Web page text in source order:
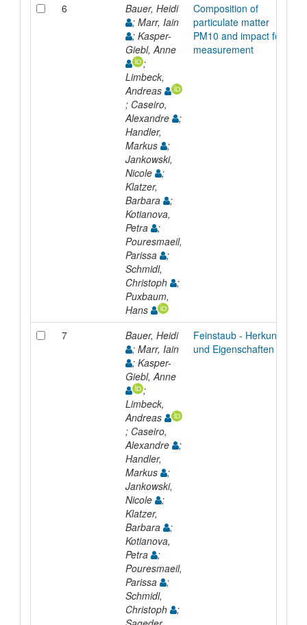
6
Bauer, Heidi
; Marr, Iain
; Kasper-
Giebl, Anne
;
Limbeck,
Andreas
; Caseiro,
Alexandre
;
Handler,
Markus
;
Jankowski,
Nicole
;
Klatzer,
Barbara
;
Kotianova,
Petra
;
Pouresmaeil,
Parissa
;
Schmidl,
Christoph
;
Puxbaum,
Hans
Composition of
particulate matter
PM10 and impact for
measurement
7
Bauer, Heidi
; Marr, Iain
; Kasper-
Giebl, Anne
;
Limbeck,
Andreas
; Caseiro,
Alexandre
;
Handler,
Markus
;
Jankowski,
Nicole
;
Klatzer,
Barbara
;
Kotianova,
Petra
;
Pouresmaeil,
Parissa
;
Schmidl,
Christoph
;
Feinstaub - Herkunft
und Eigenschaften